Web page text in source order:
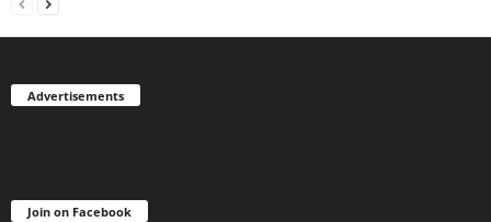
Advertisements
Join on Facebook